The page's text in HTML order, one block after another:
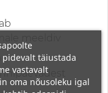
täiustada
vastavalt
oma nõusoleku igal